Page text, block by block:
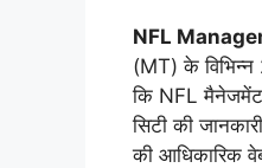
NFL
(MT) के विभिन्न
कि NFL मैनेजमेंट
सिटी की
की आधिकारिक